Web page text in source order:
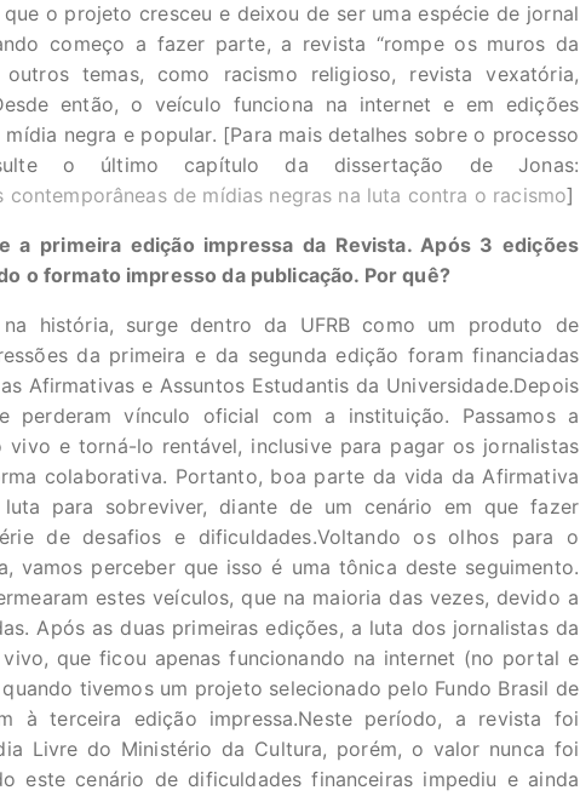
o projeto cresceu e deixou de ser uma espécie de jornal
começo a fazer parte, a revista “rompe os muros da
temas, como racismo religioso, revista vexatória,
então, o veículo funciona na internet e em edições
negra e popular. [Para mais detalhes sobre o processo
o último capítulo da dissertação de Jonas:
contemporâneas de mídias negras na luta contra o racismo]
a primeira edição impressa da Revista. Após 3 edições
o formato impresso da publicação. Por quê?
história, surge dentro da UFRB como um produto de
da primeira e da segunda edição foram financiadas
Afirmativas e Assuntos Estudantis da Universidade.Depois
perderam vínculo oficial com a instituição. Passamos a
e torná-lo rentável, inclusive para pagar os jornalistas
colaborativa. Portanto, boa parte da vida da Afirmativa
para sobreviver, diante de um cenário em que fazer
de desafios e dificuldades.Voltando os olhos para o
vamos perceber que isso é uma tônica deste seguimento.
estes veículos, que na maioria das vezes, devido a
Após as duas primeiras edições, a luta dos jornalistas da
que ficou apenas funcionando na internet (no portal e
tivemos um projeto selecionado pelo Fundo Brasil de
à terceira edição impressa.Neste período, a revista foi
Livre do Ministério da Cultura, porém, o valor nunca foi
este cenário de dificuldades financeiras impediu e ainda